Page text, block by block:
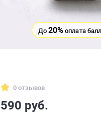
До20% оплата
0 отзывов
590 руб.